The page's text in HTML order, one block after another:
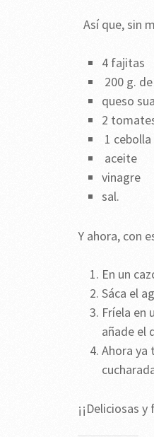
Así que, sin
4 fajitas
200 g.
queso
2
1 cebolla
aceite
vinagre
sal.
Y ahora, con
En un
Sáca el
Fríela en
añade el
Ahora ya
¡¡Deliciosas